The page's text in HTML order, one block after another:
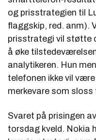
og prisstrategien til
flaggskip, red. anm).
prisstrategi vil støtte
å øke
analytikeren. Hun
telefonen ikke vil
merkevare som
Svaret på prisingen
torsdag kveld. Nokia